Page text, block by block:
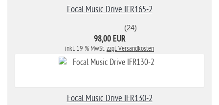
Focal Music Drive IFR165-2
(24)
98,00 EUR
inkl. 19 % MwSt.zzgl. Versandkosten
Focal Music Drive IFR130-2